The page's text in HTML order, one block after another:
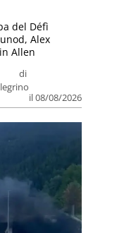
di
il 08/08/2026
del Défì
Alex
Allen